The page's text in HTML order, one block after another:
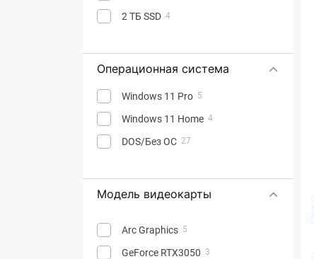
2 ТБ SSD 4
Операционная система
Windows 11 Pro 5
Windows 11 Home 4
DOS/Без ОС 27
Модель видеокарты
Arc Graphics 5
GeForce RTX3050 3